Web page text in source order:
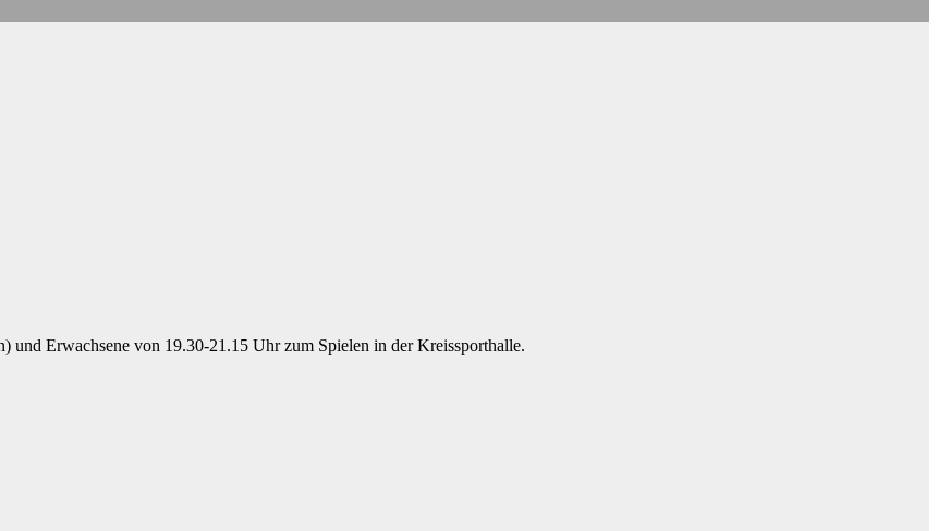
und Erwachsene von 19.30-21.15 Uhr zum Spielen in der Kreissporthalle.